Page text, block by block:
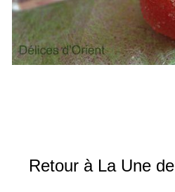
Retour à La Une de